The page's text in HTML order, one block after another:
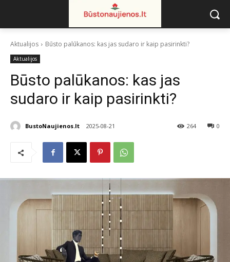
Aktualijos Būsto palūkanos: kas jas sudaro ir kaip pasirinkti?
Aktualijos
Būsto palūkanos: kas jas
sudaro ir kaip pasirinkti?
BustoNaujienos.lt 2025-08-21 0
264